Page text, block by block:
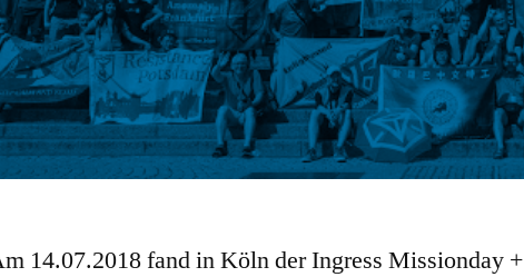
14.07.2018 fand in Köln der Ingress Missionday